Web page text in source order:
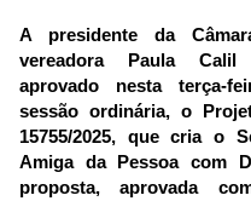
A presidente da
vereadora Paula
aprovado nesta terça-
sessão ordinária, o
15755/2025, que cria o
Amiga da Pessoa com
proposta, aprovada